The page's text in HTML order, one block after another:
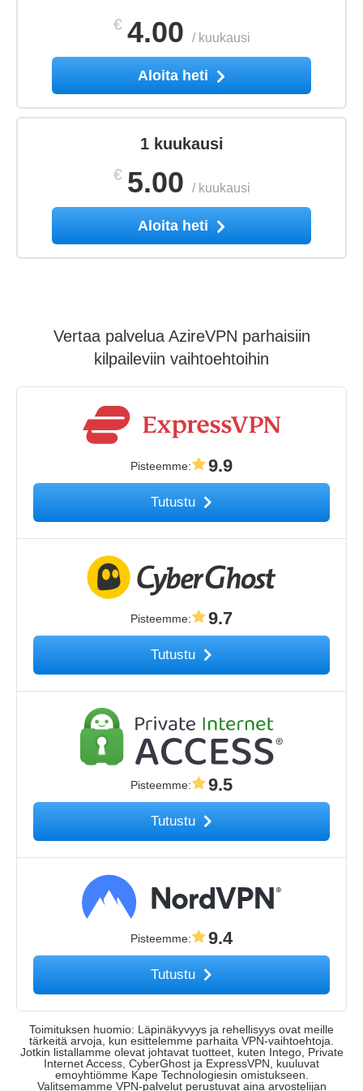
€ 4.00 / kuukausi
Aloita heti
1 kuukausi
€ 5.00 / kuukausi
Aloita heti
Vertaa palvelua AzireVPN parhaisiin
kilpaileviin vaihtoehtoihin
Pisteemme: 9.9
Tutustu
Pisteemme: 9.7
Tutustu
Pisteemme: 9.5
Tutustu
Pisteemme: 9.4
Tutustu
Toimituksen huomio: Läpinäkyvyys ja rehellisyys ovat meille
tärkeitä arvoja, kun esittelemme parhaita VPN-vaihtoehtoja.
Jotkin listallamme olevat johtavat tuotteet, kuten Intego, Private
Internet Access, CyberGhost ja ExpressVPN, kuuluvat
emoyhtiömme Kape Technologiesin omistukseen.
Valitsemamme VPN-palvelut perustuvat aina arvostelijan